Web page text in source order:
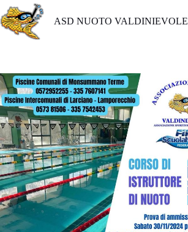
Salta
al
contenuto
ASD NUOTO VALDINIEVOLE